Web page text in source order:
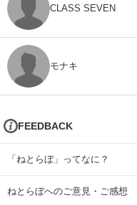
CLASS SEVEN
モナキ
FEEDBACK
「ねとらぼ」ってなに？
ねとらぼへのご意見・ご感想